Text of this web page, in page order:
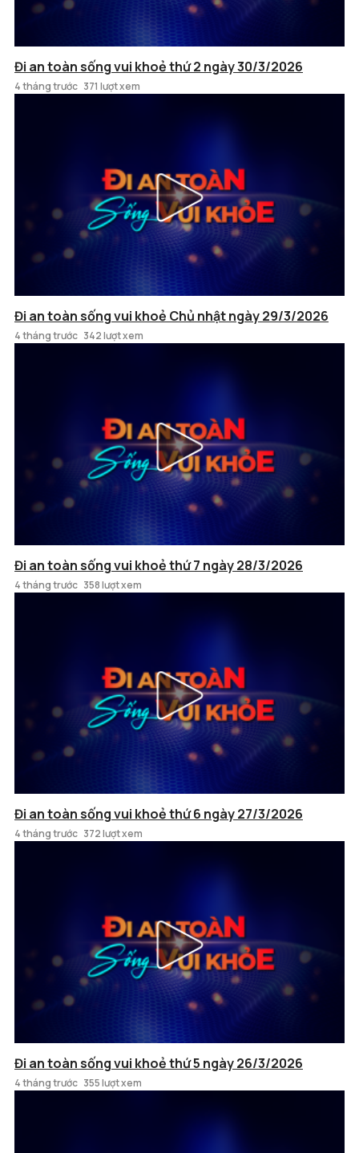
Đi an toàn sống vui khoẻ thứ 2 ngày 30/3/2026
4 tháng trước 371 lượt xem
Đi an toàn sống vui khoẻ Chủ nhật ngày 29/3/2026
4 tháng trước 342 lượt xem
Đi an toàn sống vui khoẻ thứ 7 ngày 28/3/2026
4 tháng trước 358 lượt xem
Đi an toàn sống vui khoẻ thứ 6 ngày 27/3/2026
4 tháng trước 372 lượt xem
Đi an toàn sống vui khoẻ thứ 5 ngày 26/3/2026
4 tháng trước 355 lượt xem